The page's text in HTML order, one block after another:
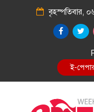
বৃহস্পতিবার,
E-